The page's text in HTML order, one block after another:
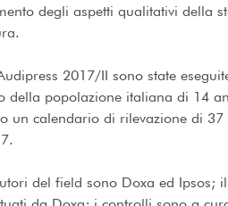
degli aspetti qualitativi della
2017/II sono state
della popolazione italiana di 14
un calendario di rilevazione di
del field sono Doxa ed Ipsos;